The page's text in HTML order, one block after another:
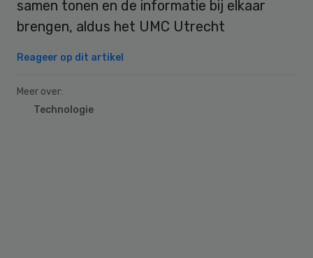
samen tonen en de informatie bij elkaar
brengen, aldus het UMC Utrecht
Reageer op dit artikel
Meer over:
Technologie